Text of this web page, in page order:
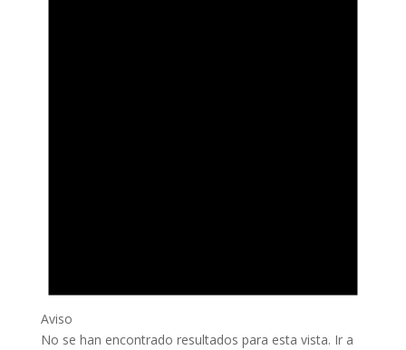
Aviso
No se han encontrado resultados para esta vista. Ir a